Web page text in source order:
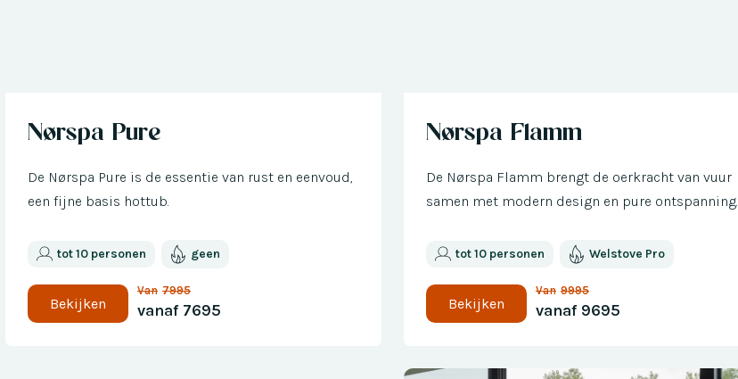
Nørspa Pure
De Nørspa Pure is de essentie van rust en eenvoud,
een fijne basis hottub.
tot 10 personen geen
Bekijken
Van 7995
vanaf 7695
Nørspa Flamm
De Nørspa Flamm brengt de oerkracht van vuur
samen met modern design en pure ontspanning.
tot 10 personen Welstove Pro
Bekijken
Van 9995
vanaf 9695